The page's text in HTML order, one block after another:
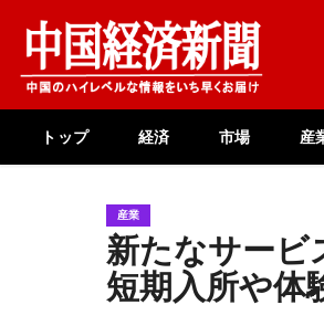
content
トップ 経済 市場 産
産業
新たなサー
短期入所や体